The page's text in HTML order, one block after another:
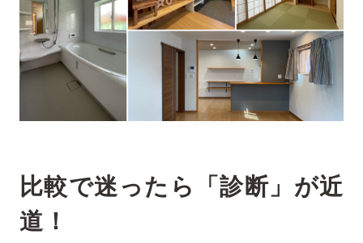
比較で迷ったら「診断」が近
道！